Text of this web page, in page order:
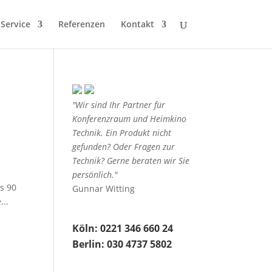
Service Referenzen Kontakt
"Wir sind Ihr Partner für
Konferenzraum und Heimkino
Technik. Ein Produkt nicht
gefunden? Oder Fragen zur
Technik? Gerne beraten wir Sie
persönlich."
Gunnar Witting
Köln: 0221 346 660 24
Berlin: 030 4737 5802